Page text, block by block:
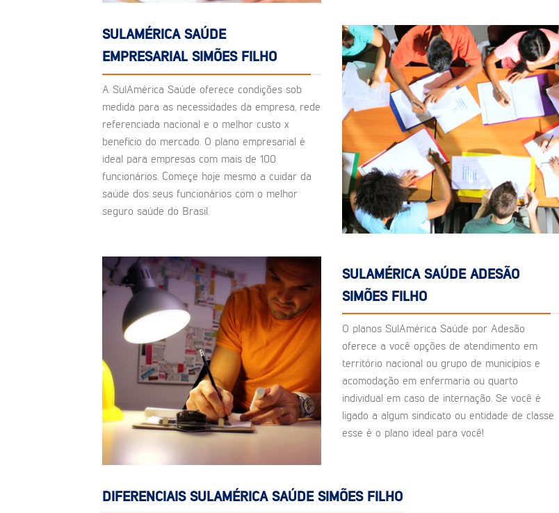
SULAMÉRICA SAÚDE
EMPRESARIAL SIMÕES FILHO
A SulAmérica Saúde oferece condições sob
medida para as necessidades da empresa, rede
referenciada nacional e o melhor custo x
benefício do mercado. O plano empresarial é
ideal para empresas com mais de 100
funcionários. Começe hoje mesmo a cuidar da
saúde dos seus funcionários com o melhor
seguro saúde do Brasil.
SULAMÉRICA SAÚDE ADESÃO
SIMÕES FILHO
O planos SulAmérica Saúde por Adesão
oferece a você opções de atendimento em
território nacional ou grupo de municípios e
acomodação em enfermaria ou quarto
individual em caso de internação. Se você é
ligado a algum sindicato ou entidade de classe
esse é o plano ideal para você!
DIFERENCIAIS SULAMÉRICA SAÚDE SIMÕES FILHO